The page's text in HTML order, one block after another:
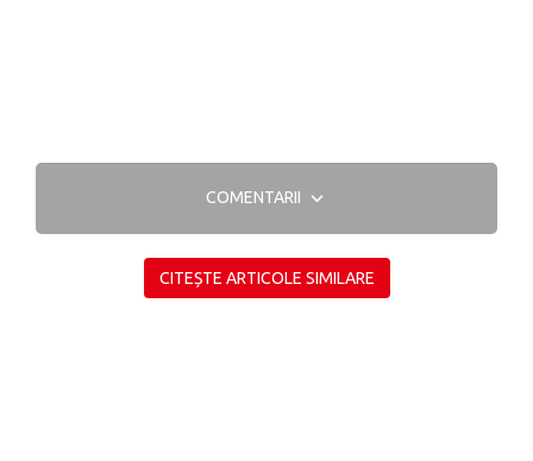
COMENTARII
CITEȘTE ARTICOLE SIMILARE